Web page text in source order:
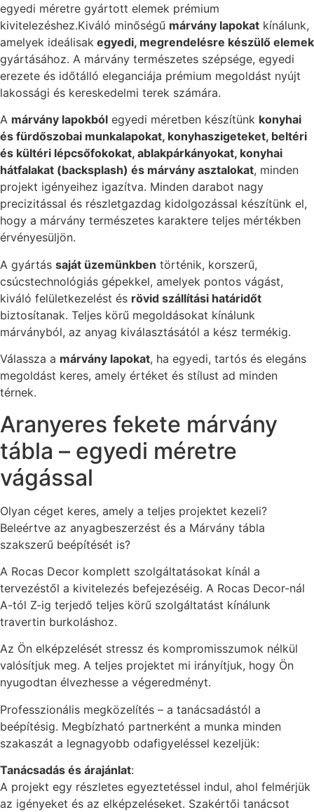
egyedi méretre gyártott elemek prémium
kivitelezéshez.Kiváló minőségű márvány lapokat kínálunk,
amelyek ideálisak egyedi, megrendelésre készülő elemek
gyártásához. A márvány természetes szépsége, egyedi
erezete és időtálló eleganciája prémium megoldást nyújt
lakossági és kereskedelmi terek számára.
A márvány lapokból egyedi méretben készítünk konyhai
és fürdőszobai munkalapokat, konyhaszigeteket, beltéri
és kültéri lépcsőfokokat, ablakpárkányokat, konyhai
hátfalakat (backsplash) és márvány asztalokat, minden
projekt igényeihez igazítva. Minden darabot nagy
precizitással és részletgazdag kidolgozással készítünk el,
hogy a márvány természetes karaktere teljes mértékben
érvényesüljön.
A gyártás saját üzemünkben történik, korszerű,
csúcstechnológiás gépekkel, amelyek pontos vágást,
kiváló felületkezelést és rövid szállítási határidőt
biztosítanak. Teljes körű megoldásokat kínálunk
márványból, az anyag kiválasztásától a kész termékig.
Válassza a márvány lapokat, ha egyedi, tartós és elegáns
megoldást keres, amely értéket és stílust ad minden
térnek.
Aranyeres fekete márvány
tábla – egyedi méretre
vágással
Olyan céget keres, amely a teljes projektet kezeli?
Beleértve az anyagbeszerzést és a Márvány tábla
szakszerű beépítését is?
A Rocas Decor komplett szolgáltatásokat kínál a
tervezéstől a kivitelezés befejezéséig. A Rocas Decor-nál
A-tól Z-ig terjedő teljes körű szolgáltatást kínálunk
travertin burkoláshoz.
Az Ön elképzelését stressz és kompromisszumok nélkül
valósítjuk meg. A teljes projektet mi irányítjuk, hogy Ön
nyugodtan élvezhesse a végeredményt.
Professzionális megközelítés – a tanácsadástól a
beépítésig. Megbízható partnerként a munka minden
szakaszát a legnagyobb odafigyeléssel kezeljük:
Tanácsadás és árajánlat:
A projekt egy részletes egyeztetéssel indul, ahol felmérjük
az igényeket és az elképzeléseket. Szakértői tanácsot